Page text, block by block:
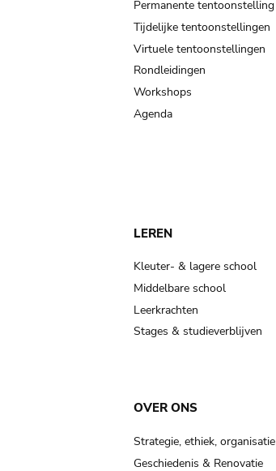
Permanente tentoonstelling
Tijdelijke tentoonstellingen
Virtuele tentoonstellingen
Rondleidingen
Workshops
Agenda
LEREN
Kleuter- & lagere school
Middelbare school
Leerkrachten
Stages & studieverblijven
OVER ONS
Strategie, ethiek, organisatie
Geschiedenis & Renovatie